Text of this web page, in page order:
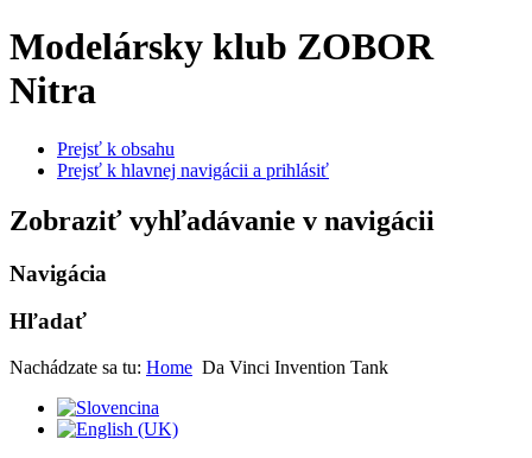
Modelársky klub ZOBOR
Nitra
Prejsť k obsahu
Prejsť k hlavnej navigácii a prihlásiť
Zobraziť vyhľadávanie v navigácii
Navigácia
Hľadať
Nachádzate sa tu: Home Da Vinci Invention Tank